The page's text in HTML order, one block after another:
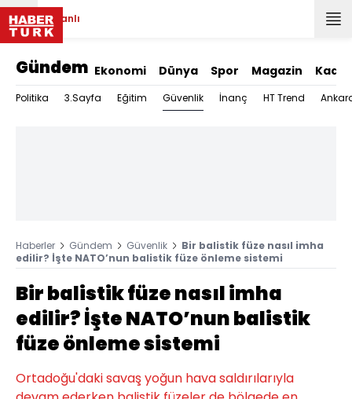
Canlı
Gündem Ekonomi Dünya Spor Magazin Kadın
Politika 3.Sayfa Eğitim Güvenlik İnanç HT Trend
Haberler Gündem Güvenlik
Bir balistik füze nasıl imha
edilir? İşte NATO’nun balistik füze önleme sistemi
Bir balistik füze nasıl imha
edilir? İşte NATO’nun balistik
füze önleme sistemi
Ortadoğu'daki savaş yoğun hava saldırılarıyla